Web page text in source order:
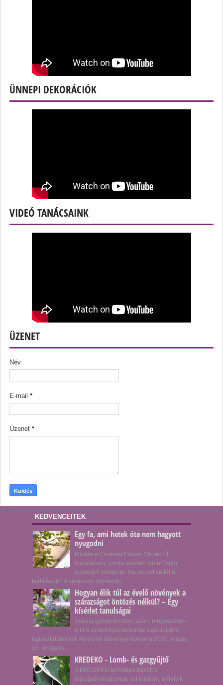
ÜNNEPI DEKORÁCIÓK
VIDEÓ TANÁCSAINK
ÜZENET
Név
E-mail *
Üzenet *
KEDVENCEITEK
Egy fa, ami hetek óta nem hagyott
nyugodni
Miután a Chelsea Flower Show-ról
hazatértem, szinte minden ismerősöm
ugyanazt kérdezte: Na, és mit vettél a
kiállításon? A válaszom mindenki...
Hogyan élik túl az évelő növények a
szárazságot öntözés nélkül? – Egy
kísérlet tanulságai
Sokáig gondolkodtam azon, megosszam-
e itt a szakdolgozatommal kapcsolatos
tapasztalataimat. Amsonia tabernaemontana 2025. május
15. virágzás...
KREDEKO - Lomb- és gazgyűjtő
A KREDEKO termékek között a
legizgalmasabbnak azt találom, amelyik